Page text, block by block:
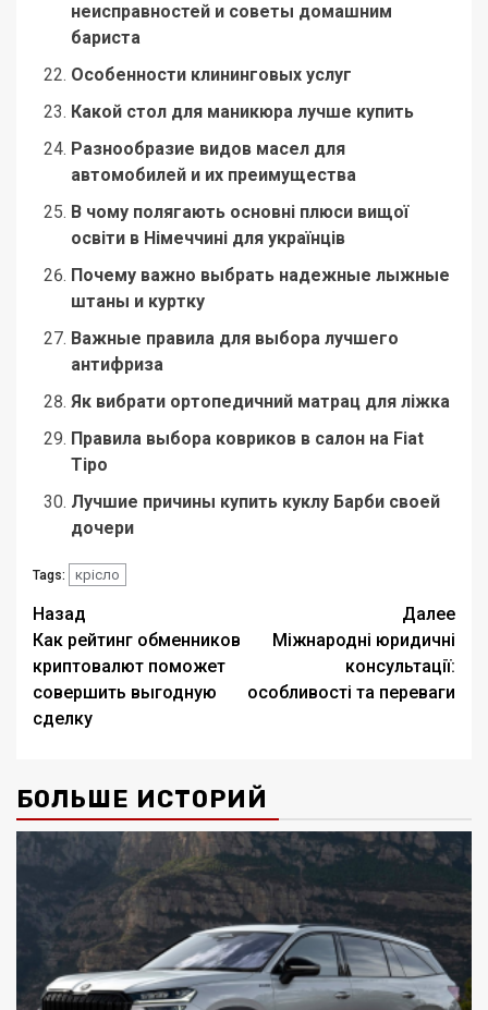
неисправностей и советы домашним
бариста
Особенности клининговых услуг
Какой стол для маникюра лучше купить
Разнообразие видов масел для
автомобилей и их преимущества
В чому полягають основні плюси вищої
освіти в Німеччині для українців
Почему важно выбрать надежные лыжные
штаны и куртку
Важные правила для выбора лучшего
антифриза
Як вибрати ортопедичний матрац для ліжка
Правила выбора ковриков в салон на Fiat
Tipo
Лучшие причины купить куклу Барби своей
дочери
Tags: крісло
Навигация
записи
Назад
Как рейтинг обменников
криптовалют поможет
совершить выгодную
сделку
Далее
Міжнародні юридичні
консультації:
особливості та переваги
БОЛЬШЕ ИСТОРИЙ